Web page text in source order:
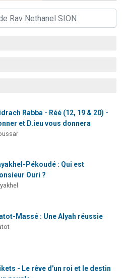
11 personnes viennent de demander une bénédiction
places pour étudier en groupe sur Zoom
Rabba - Réé (12, 19 & 20) -
et D.ieu vous donnera
Pékoudé : Qui est
Ouri ?
Massé : Une Alyah réussie
- Le rêve d'un roi et le destin